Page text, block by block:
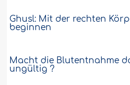
Ghusl: Mit der rechten
beginnen
Macht die Blutentnahme
ungültig ?